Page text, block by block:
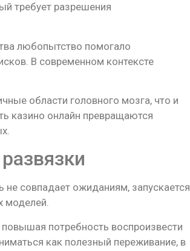
требует разрешения
любопытство помогало
В современном контексте
области головного мозга, что и
казино онлайн превращаются
совпадает ожиданиям, запускается
моделей.
потребность воспроизвести
как полезный переживание, в